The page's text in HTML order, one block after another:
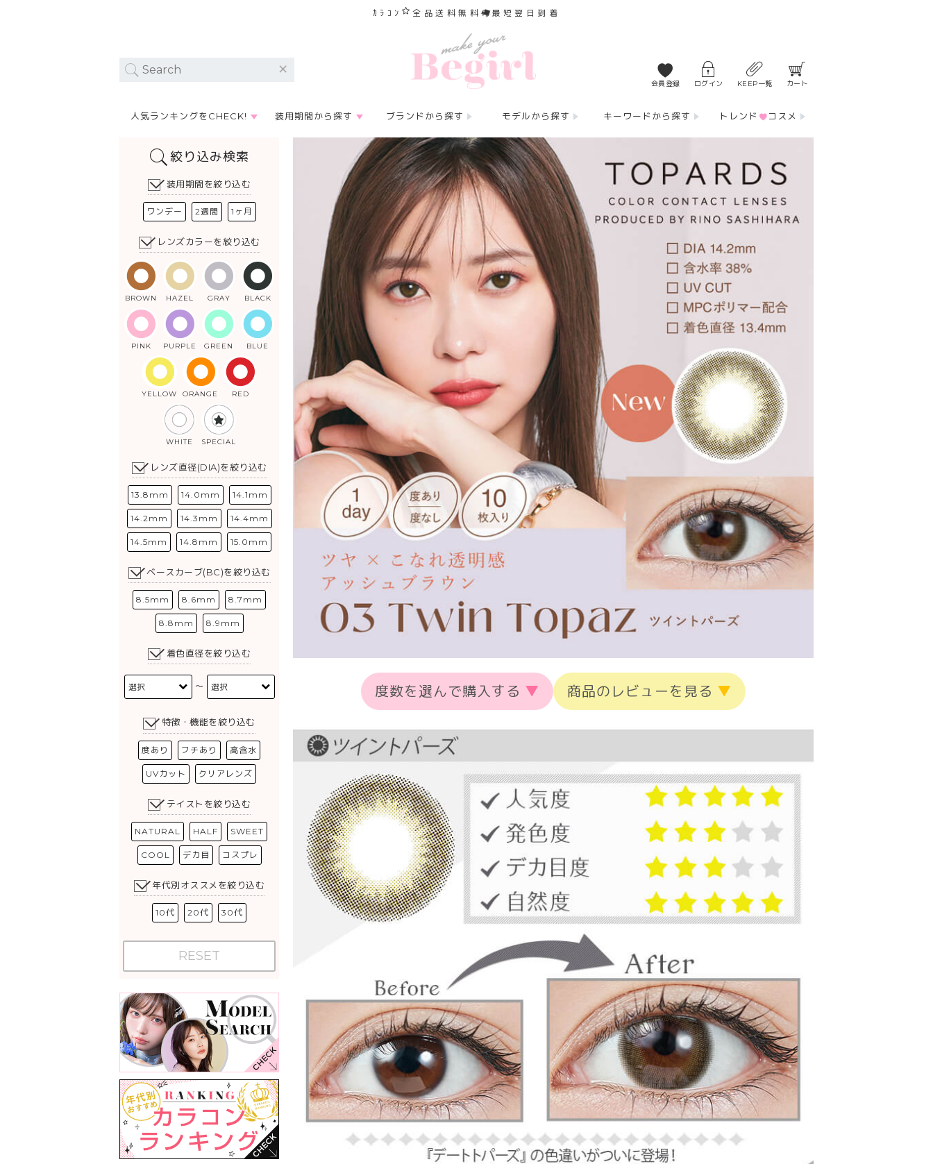
ｶﾗｺﾝ 全品送料無料 最短翌日到着
会員登録 ログイン KEEP一覧 カート
人気ランキングをCHECK! 装用期間から探す ブランドから探す モデルから探す キーワードから探す トレンド コスメ
絞り込み検索
装用期間を絞り込む
ワンデー 2週間 1ヶ月
レンズカラーを絞り込む
BROWN HAZEL GRAY BLACK
PINK PURPLE GREEN BLUE
YELLOW ORANGE RED
WHITE SPECIAL
レンズ直径(DIA)を絞り込む
13.8mm 14.0mm 14.1mm
14.2mm 14.3mm 14.4mm
14.5mm 14.8mm 15.0mm
ベースカーブ(BC)を絞り込む
8.5mm 8.6mm 8.7mm
8.8mm 8.9mm
着色直径を絞り込む
〜
特徴・機能を絞り込む
度あり フチあり 高含水
UVカット クリアレンズ
テイストを絞り込む
NATURAL HALF SWEET
COOL デカ目 コスプレ
年代別オススメを絞り込む
10代 20代 30代
RESET
度数を選んで購入する ▼ 商品のレビューを見る ▼